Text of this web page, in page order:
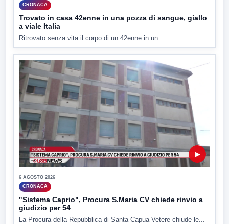
CRONACA
Trovato in casa 42enne in una pozza di sangue, giallo
a viale Italia
Ritrovato senza vita il corpo di un 42enne in un...
▶
6 AGOSTO 2026
CRONACA
"Sistema Caprio", Procura S.Maria CV chiede rinvio a
giudizio per 54
La Procura della Repubblica di Santa Capua Vetere chiude le...